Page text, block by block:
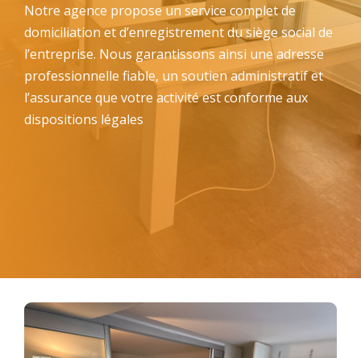
Notre agence propose un service complet de
domiciliation et d’enregistrement du siège social de
l’entreprise. Nous garantissons ainsi une adresse
professionnelle fiable, un soutien administratif et
l’assurance que votre activité est conforme aux
dispositions légales